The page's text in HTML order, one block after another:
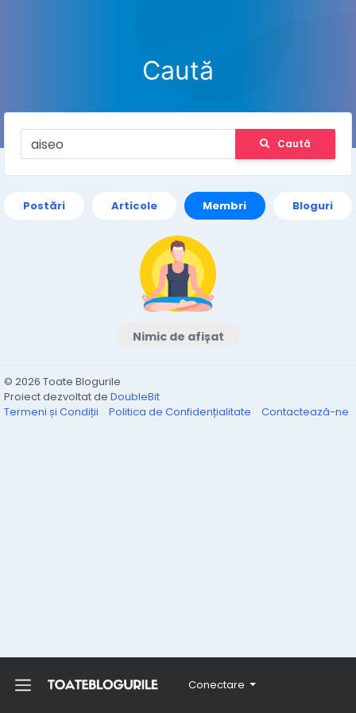
Conectare
Caută
Caută
Postări Articole Membri Bloguri
Nimic de afișat
© 2026 Toate Blogurile
Proiect dezvoltat de DoubleBit
Termeni și Condiții
Politica de Confidențialitate Contactează-ne